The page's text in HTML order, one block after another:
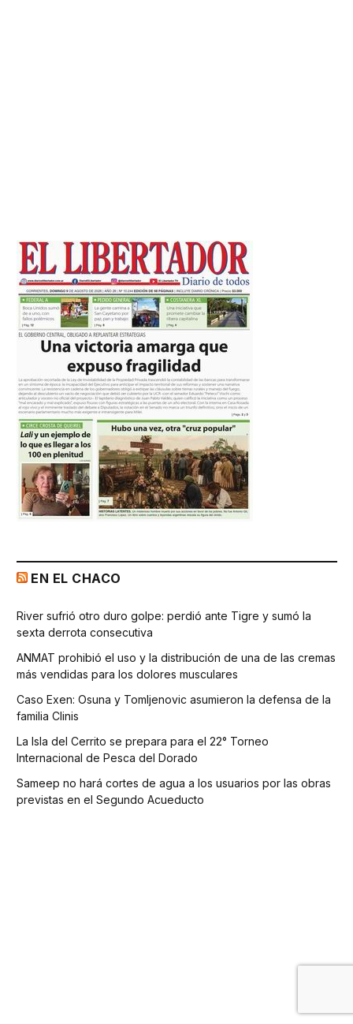
EN EL CHACO
River sufrió otro duro golpe: perdió ante Tigre y sumó la
sexta derrota consecutiva
ANMAT prohibió el uso y la distribución de una de las cremas
más vendidas para los dolores musculares
Caso Exen: Osuna y Tomljenovic asumieron la defensa de la
familia Clinis
La Isla del Cerrito se prepara para el 22° Torneo
Internacional de Pesca del Dorado
Sameep no hará cortes de agua a los usuarios por las obras
previstas en el Segundo Acueducto